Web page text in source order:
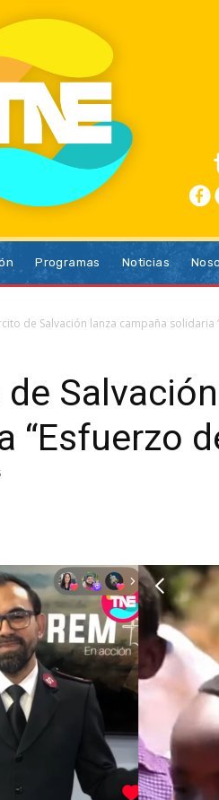
Programas Noticias
de Salvación lanza campaña solidaria
“Esfuerzo